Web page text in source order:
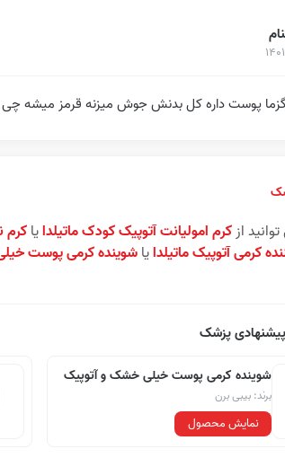
ازکرم امولیانت آتوپیک کودک ماتیلدایاکرم
کرمی آتوپیک ماتیلدایاشوینده کرمی پوست
پزشک
شوینده کرمی پوست خیلی خشک و آتوپیک
برند: بیبی برن
نمایش محصول